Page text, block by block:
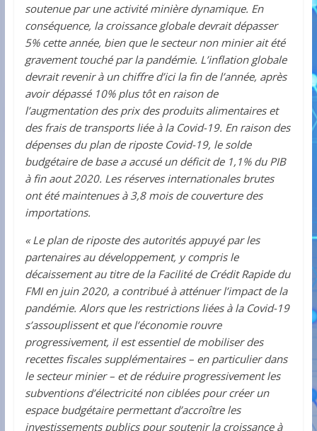
soutenue par une activité minière dynamique. En
conséquence, la croissance globale devrait dépasser
5% cette année, bien que le secteur non minier ait été
gravement touché par la pandémie. L’inflation globale
devrait revenir à un chiffre d’ici la fin de l’année, après
avoir dépassé 10% plus tôt en raison de
l’augmentation des prix des produits alimentaires et
des frais de transports liée à la Covid-19. En raison des
dépenses du plan de riposte Covid-19, le solde
budgétaire de base a accusé un déficit de 1,1% du PIB
à fin aout 2020. Les réserves internationales brutes
ont été maintenues à 3,8 mois de couverture des
importations.
« Le plan de riposte des autorités appuyé par les
partenaires au développement, y compris le
décaissement au titre de la Facilité de Crédit Rapide du
FMI en juin 2020, a contribué à atténuer l’impact de la
pandémie. Alors que les restrictions liées à la Covid-19
s’assouplissent et que l’économie rouvre
progressivement, il est essentiel de mobiliser des
recettes fiscales supplémentaires – en particulier dans
le secteur minier – et de réduire progressivement les
subventions d’électricité non ciblées pour créer un
espace budgétaire permettant d’accroître les
investissements publics pour soutenir la croissance à